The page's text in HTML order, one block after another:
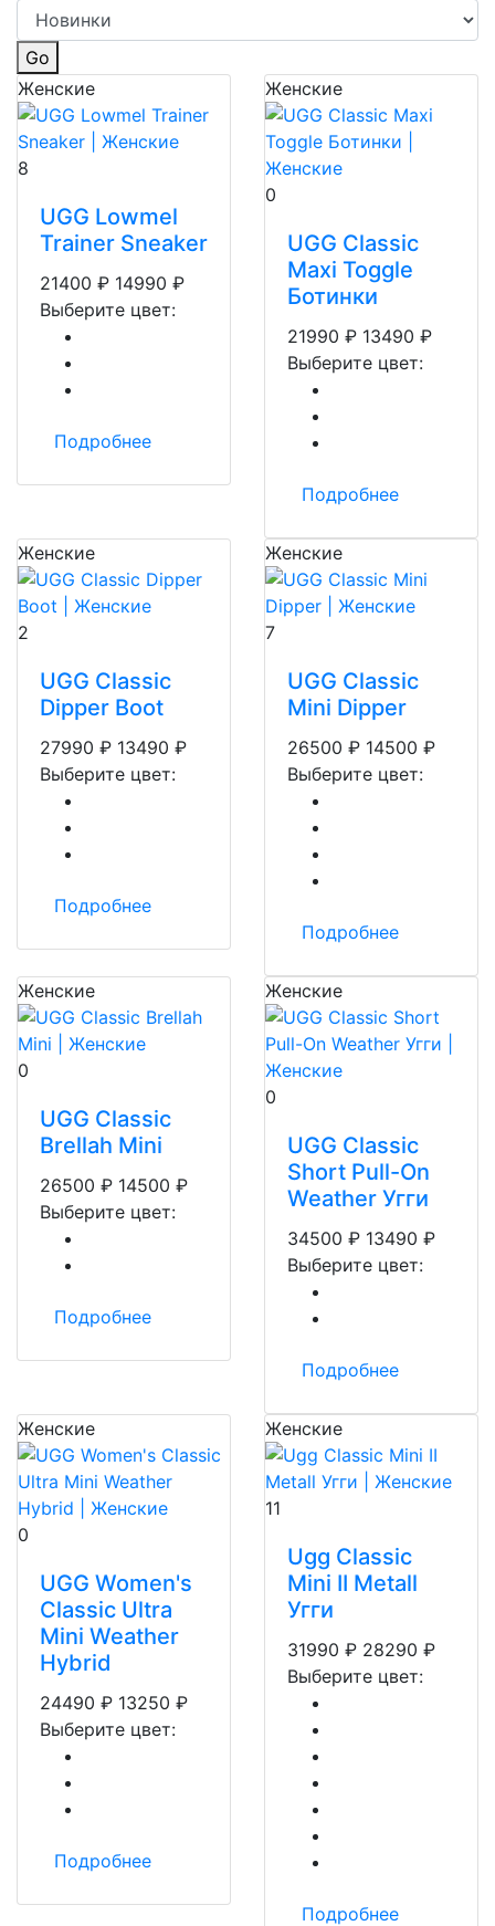
Go
Женские
8
UGG Lowmel
Trainer Sneaker
21400 ₽ 14990 ₽
Выберите цвет:
Подробнее
Женские
0
UGG Classic
Maxi Toggle
Ботинки
21990 ₽ 13490 ₽
Выберите цвет:
Подробнее
Женские
2
UGG Classic
Dipper Boot
27990 ₽ 13490 ₽
Выберите цвет:
Подробнее
Женские
7
UGG Classic
Mini Dipper
26500 ₽ 14500 ₽
Выберите цвет:
Подробнее
Женские
0
UGG Classic
Brellah Mini
26500 ₽ 14500 ₽
Выберите цвет:
Подробнее
Женские
0
UGG Classic
Short Pull-On
Weather Угги
34500 ₽ 13490 ₽
Выберите цвет:
Подробнее
Женские
0
UGG Women's
Classic Ultra
Mini Weather
Hybrid
24490 ₽ 13250 ₽
Выберите цвет:
Подробнее
Женские
11
Ugg Classic
Mini II Metall
Угги
31990 ₽ 28290 ₽
Выберите цвет:
Подробнее